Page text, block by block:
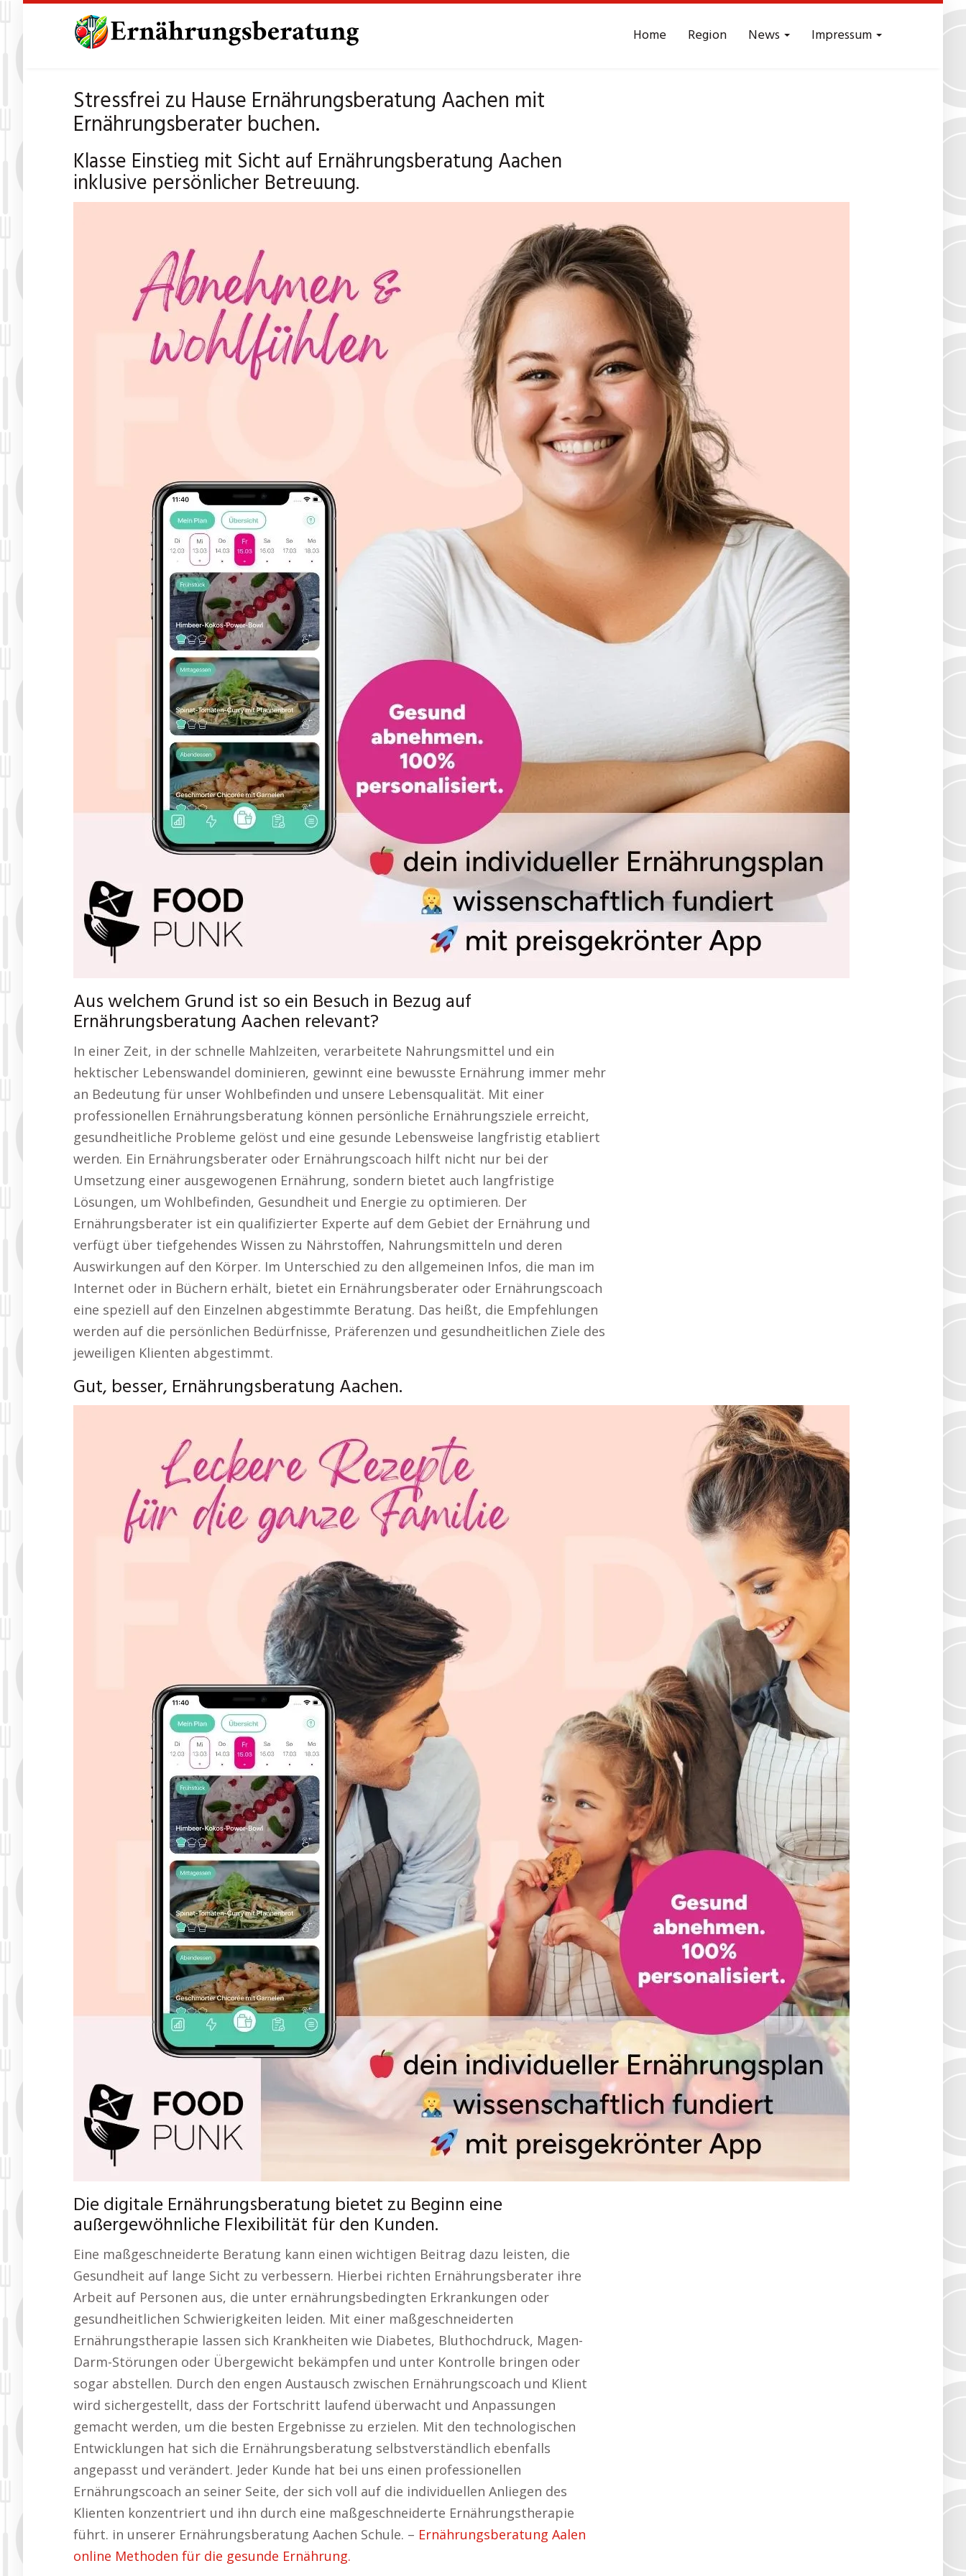
Home Region News Impressum
Stressfrei zu Hause Ernährungsberatung Aachen mit
Ernährungsberater buchen.
Klasse Einstieg mit Sicht auf Ernährungsberatung Aachen
inklusive persönlicher Betreuung.
Aus welchem Grund ist so ein Besuch in Bezug auf
Ernährungsberatung Aachen relevant?
In einer Zeit, in der schnelle Mahlzeiten, verarbeitete Nahrungsmittel und ein
hektischer Lebenswandel dominieren, gewinnt eine bewusste Ernährung immer mehr
an Bedeutung für unser Wohlbefinden und unsere Lebensqualität. Mit einer
professionellen Ernährungsberatung können persönliche Ernährungsziele erreicht,
gesundheitliche Probleme gelöst und eine gesunde Lebensweise langfristig etabliert
werden. Ein Ernährungsberater oder Ernährungscoach hilft nicht nur bei der
Umsetzung einer ausgewogenen Ernährung, sondern bietet auch langfristige
Lösungen, um Wohlbefinden, Gesundheit und Energie zu optimieren. Der
Ernährungsberater ist ein qualifizierter Experte auf dem Gebiet der Ernährung und
verfügt über tiefgehendes Wissen zu Nährstoffen, Nahrungsmitteln und deren
Auswirkungen auf den Körper. Im Unterschied zu den allgemeinen Infos, die man im
Internet oder in Büchern erhält, bietet ein Ernährungsberater oder Ernährungscoach
eine speziell auf den Einzelnen abgestimmte Beratung. Das heißt, die Empfehlungen
werden auf die persönlichen Bedürfnisse, Präferenzen und gesundheitlichen Ziele des
jeweiligen Klienten abgestimmt.
Gut, besser, Ernährungsberatung Aachen.
Die digitale Ernährungsberatung bietet zu Beginn eine
außergewöhnliche Flexibilität für den Kunden.
Eine maßgeschneiderte Beratung kann einen wichtigen Beitrag dazu leisten, die
Gesundheit auf lange Sicht zu verbessern. Hierbei richten Ernährungsberater ihre
Arbeit auf Personen aus, die unter ernährungsbedingten Erkrankungen oder
gesundheitlichen Schwierigkeiten leiden. Mit einer maßgeschneiderten
Ernährungstherapie lassen sich Krankheiten wie Diabetes, Bluthochdruck, Magen-
Darm-Störungen oder Übergewicht bekämpfen und unter Kontrolle bringen oder
sogar abstellen. Durch den engen Austausch zwischen Ernährungscoach und Klient
wird sichergestellt, dass der Fortschritt laufend überwacht und Anpassungen
gemacht werden, um die besten Ergebnisse zu erzielen. Mit den technologischen
Entwicklungen hat sich die Ernährungsberatung selbstverständlich ebenfalls
angepasst und verändert. Jeder Kunde hat bei uns einen professionellen
Ernährungscoach an seiner Seite, der sich voll auf die individuellen Anliegen des
Klienten konzentriert und ihn durch eine maßgeschneiderte Ernährungstherapie
führt. in unserer Ernährungsberatung Aachen Schule. – Ernährungsberatung Aalen
online Methoden für die gesunde Ernährung.